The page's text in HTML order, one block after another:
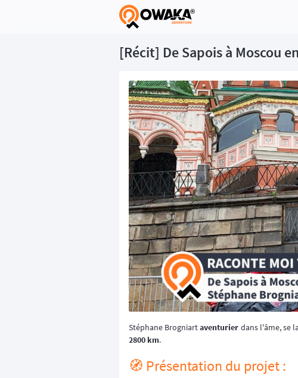
®
[Récit] De Sapois à Moscou
Stéphane Brogniartaventurier dans l'âme, se
2800 km.
🧭 Présentation du projet :